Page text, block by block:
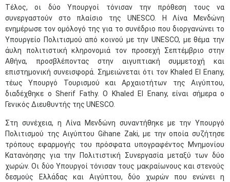
Τέλος, οι δύο Υπουργοί τόνισαν την πρόθεση τους να
συνεργαστούν στο πλαίσιο της UNESCO. Η Λίνα Μενδώνη
ενημέρωσε τον ομόλογό της για το συνέδριο που διοργανώνει το
Υπουργείο Πολιτισμού από κοινού με την UNESCO, με θέμα την
άυλη πολιτιστική κληρονομιά τον προσεχή Σεπτέμβριο στην
Αθήνα, προσβλέποντας στην αιγυπτιακή συμμετοχή και
επιστημονική συνεισφορά. Σημειώνεται ότι τον Khaled El Enany,
τέως Υπουργό Τουρισμού και Αρχαιοτήτων της Αιγύπτου,
διαδέχθηκε ο Sherif Fathy. Ο Khaled El Enany, είναι σήμερα ο
Γενικός Διευθυντής της UNESCO.
Στη συνέχεια, η Λίνα Μενδώνη συναντήθηκε με την Υπουργό
Πολιτισμού της Αιγύπτου Gihane Zaki, με την οποία συζήτησε
τρόπους εφαρμογής του πρόσφατα υπογραφέντος Μνημονίου
Κατανόησης για την Πολιτιστική Συνεργασία μεταξύ των δύο
χωρών. Οι δύο Υπουργοί τόνισαν τους μακραίωνους και στενούς
δεσμούς Ελλάδας και Αιγύπτου, δύο χωρών που ενώνει η